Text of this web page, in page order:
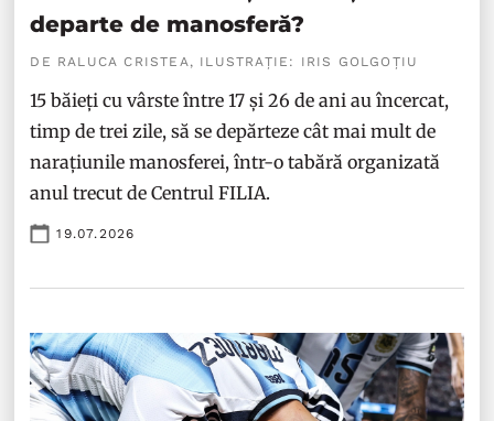
departe de manosferă?
DE RALUCA CRISTEA, ILUSTRAȚIE: IRIS GOLGOȚIU
15 băieți cu vârste între 17 și 26 de ani au încercat,
timp de trei zile, să se depărteze cât mai mult de
narațiunile manosferei, într-o tabără organizată
anul trecut de Centrul FILIA.
19.07.2026